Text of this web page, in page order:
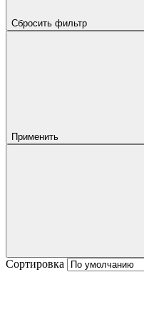
Сбросить фильтр
Применить
Сортировка